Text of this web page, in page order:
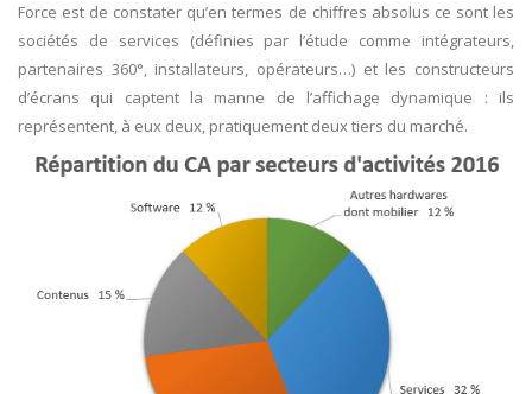
Force est de constater qu’en termes de chiffres absolus ce sont les
sociétés de services (définies par l’étude comme intégrateurs,
partenaires 360°, installateurs, opérateurs…) et les constructeurs
d’écrans qui captent la manne de l’affichage dynamique : ils
représentent, à eux deux, pratiquement deux tiers du marché.